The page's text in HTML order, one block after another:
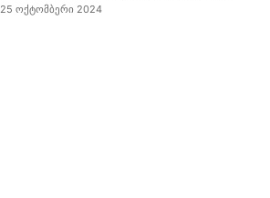
25 ოქტომბერი 2024